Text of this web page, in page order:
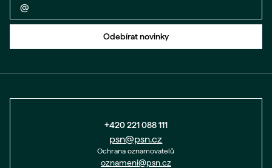
Zpět na formulář
Odebírat novinky
+420 221 088 111
psn@psn.cz
Ochrana oznamovatelů
oznameni@psn.cz